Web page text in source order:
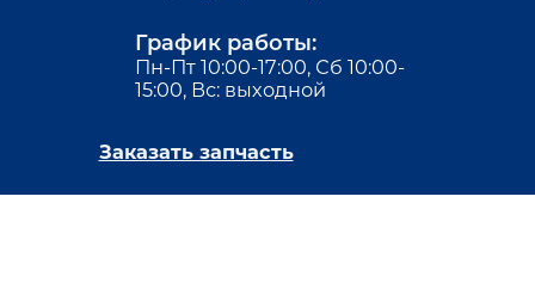
График работы:
Пн-Пт 10:00-17:00, Сб 10:00-
15:00, Вс: выходной
Заказать запчасть